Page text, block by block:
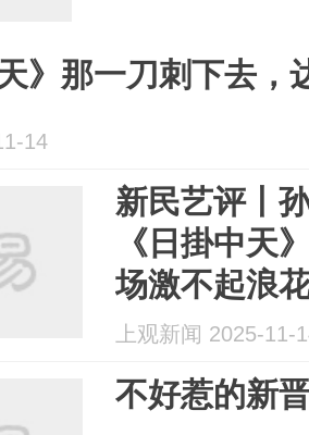
天》那一刀刺下去，
14
新民艺评丨
《日掛中天
场激不起浪
上观新闻 2025-11-
不好惹的新